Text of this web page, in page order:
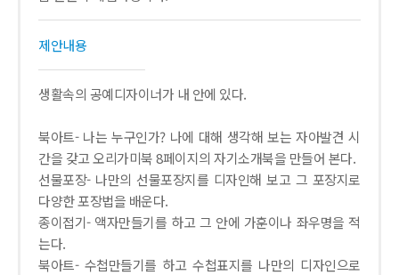
제안내용
생활속의 공예디자이너가 내 안에 있다.
북아트- 나는 누구인가? 나에 대해 생각해 보는 자아발견 시
간을 갖고 오리가미북 8페이지의 자기소개북을 만들어 본다.
선물포장- 나만의 선물포장지를 디자인해 보고 그 포장지로
다양한 포장법을 배운다.
종이접기- 액자만들기를 하고 그 안에 가훈이나 좌우명을 적
는다.
북아트- 수첩만들기를 하고 수첩표지를 나만의 디자인으로